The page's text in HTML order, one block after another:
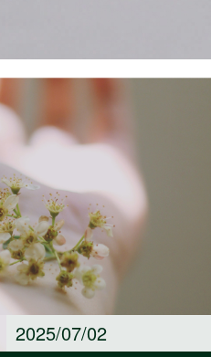
2025/07/02